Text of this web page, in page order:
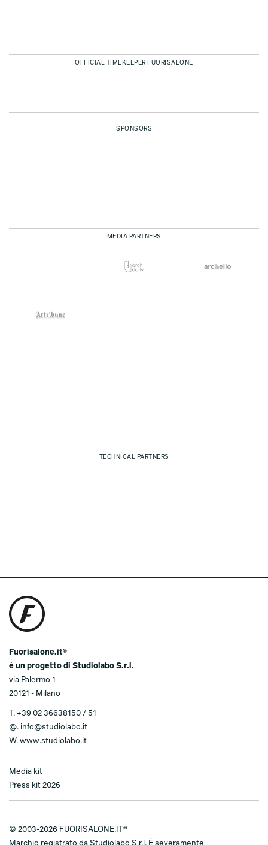
OFFICIAL TIMEKEEPER FUORISALONE
SPONSORS
MEDIA PARTNERS
TECHNICAL PARTNERS
Fuorisalone.it®
è un progetto di Studiolabo S.r.l.
via Palermo 1
20121 - Milano
T. +39 02 36638150 / 51
@. info@studiolabo.it
W. www.studiolabo.it
Media kit
Press kit 2026
© 2003-2026 FUORISALONE.IT®